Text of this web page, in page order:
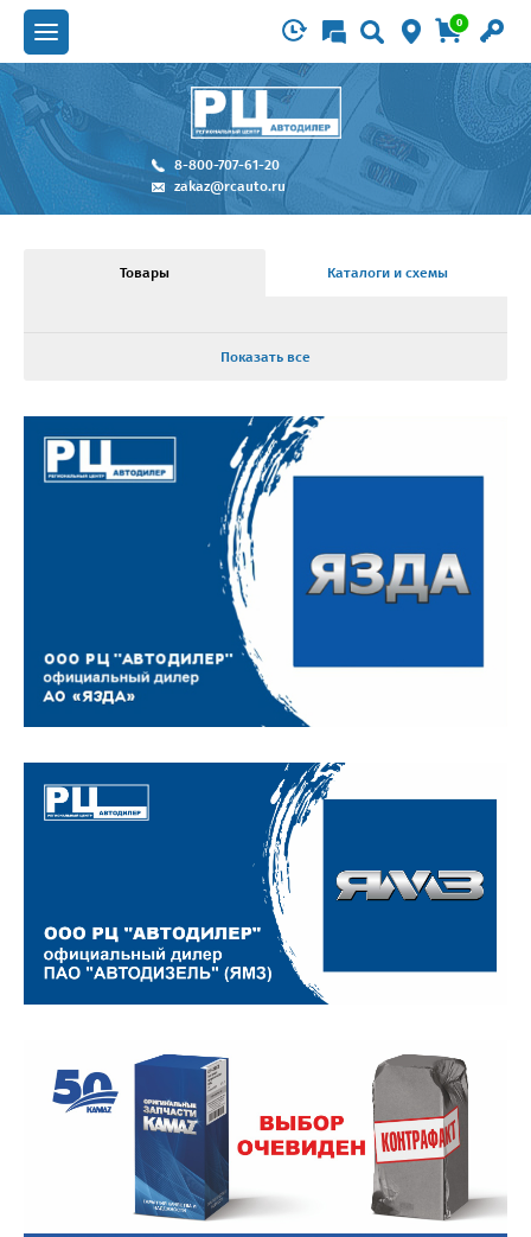
0
8-800-707-61-20
zakaz@rcauto.ru
Товары Каталоги и схемы
Показать все